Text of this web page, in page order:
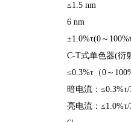
≤1.5 nm
6 nm
±1.0%τ(0～
C-T式单色器(衍
≤0.3%τ（0～
暗电流：
亮电流：